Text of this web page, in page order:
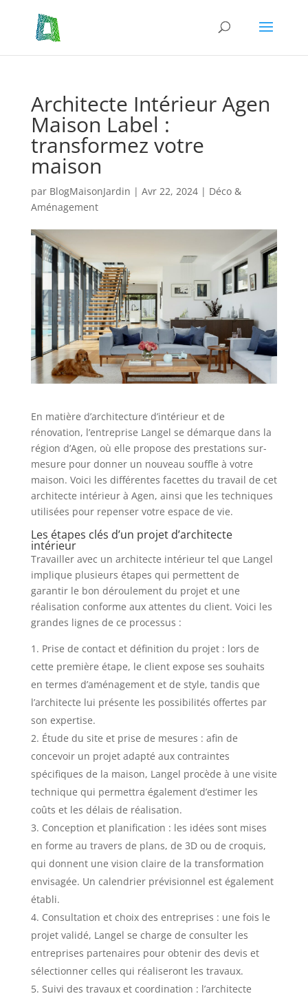
Architecte Intérieur Agen
Maison Label :
transformez votre
maison
par BlogMaisonJardin | Avr 22, 2024| Déco &
Aménagement
En matière d’architecture d’intérieur et de
rénovation, l’entreprise Langel se démarque dans la
région d’Agen, où elle propose des prestations sur-
mesure pour donner un nouveau souffle à votre
maison. Voici les différentes facettes du travail de cet
architecte intérieur à Agen, ainsi que les techniques
utilisées pour repenser votre espace de vie.
Les étapes clés d’un projet d’architecte
intérieur
Travailler avec un architecte intérieur tel que Langel
implique plusieurs étapes qui permettent de
garantir le bon déroulement du projet et une
réalisation conforme aux attentes du client. Voici les
grandes lignes de ce processus :
Prise de contact et définition du projet : lors de
cette première étape, le client expose ses souhaits
en termes d’aménagement et de style, tandis que
l’architecte lui présente les possibilités offertes par
son expertise.
Étude du site et prise de mesures : afin de
concevoir un projet adapté aux contraintes
spécifiques de la maison, Langel procède à une visite
technique qui permettra également d’estimer les
coûts et les délais de réalisation.
Conception et planification : les idées sont mises
en forme au travers de plans, de 3D ou de croquis,
qui donnent une vision claire de la transformation
envisagée. Un calendrier prévisionnel est également
établi.
Consultation et choix des entreprises : une fois le
projet validé, Langel se charge de consulter les
entreprises partenaires pour obtenir des devis et
sélectionner celles qui réaliseront les travaux.
Suivi des travaux et coordination : l’architecte